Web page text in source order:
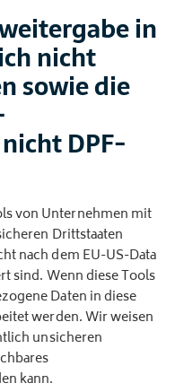
in
nicht
sowie die
DPF-
von Unternehmen mit
Drittstaaten
nach dem EU-US-Data
sind. Wenn diese Tools
Daten in diese
werden. Wir weisen
unsicheren
kann.